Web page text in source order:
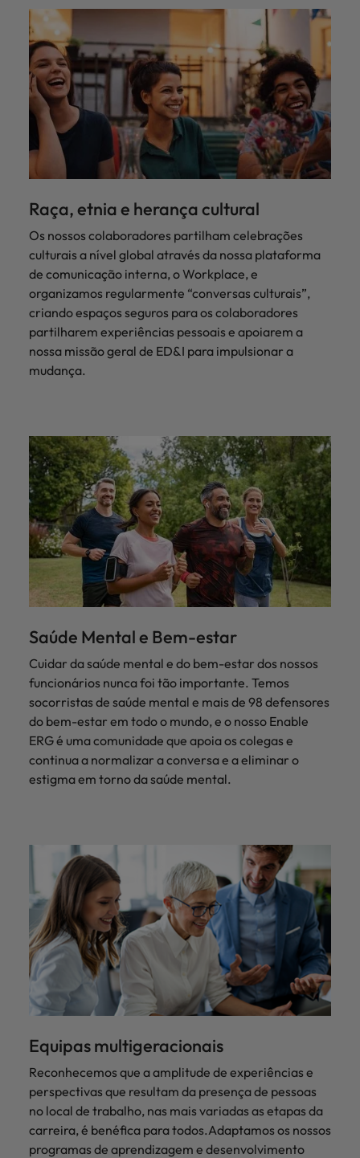
Raça, etnia e herança cultural
Os nossos colaboradores partilham celebrações
culturais a nível global através da nossa plataforma
de comunicação interna, o Workplace, e
organizamos regularmente “conversas culturais”,
criando espaços seguros para os colaboradores
partilharem experiências pessoais e apoiarem a
nossa missão geral de ED&I para impulsionar a
mudança.
Saúde Mental e Bem-estar
Cuidar da saúde mental e do bem-estar dos nossos
funcionários nunca foi tão importante. Temos
socorristas de saúde mental e mais de 98 defensores
do bem-estar em todo o mundo, e o nosso Enable
ERG é uma comunidade que apoia os colegas e
continua a normalizar a conversa e a eliminar o
estigma em torno da saúde mental.
Equipas multigeracionais
Reconhecemos que a amplitude de experiências e
perspectivas que resultam da presença de pessoas
no local de trabalho, nas mais variadas as etapas da
carreira, é benéfica para todos.Adaptamos os nossos
programas de aprendizagem e desenvolvimento